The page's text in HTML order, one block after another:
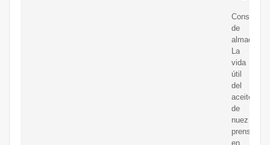
Consejos
de
La
vida
útil
del
aceite
de
nuez
prensado
en